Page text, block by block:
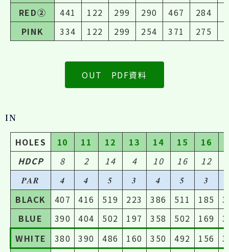
RED②
441 122 299 290 467 284
PINK
334 122 299 254 371 275
OUT PDF資料
IN
HOLES 10 11 12 13 14 15 16
HDCP
8 2 14 4 10 16 12
PAR 4 4 5 3 4 5 3
BLACK 407 416 519 223 386 511 185
BLUE
390 404 502 197 358 502 169
WHITE
380 390 486 160 350 492 156